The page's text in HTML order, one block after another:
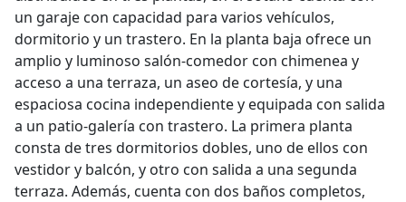
un garaje con capacidad para varios vehículos,
dormitorio y un trastero. En la planta baja ofrece un
amplio y luminoso salón-comedor con chimenea y
acceso a una terraza, un aseo de cortesía, y una
espaciosa cocina independiente y equipada con salida
a un patio-galería con trastero. La primera planta
consta de tres dormitorios dobles, uno de ellos con
vestidor y balcón, y otro con salida a una segunda
terraza. Además, cuenta con dos baños completos,